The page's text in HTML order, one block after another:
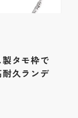
タモ枠で
久ランデ